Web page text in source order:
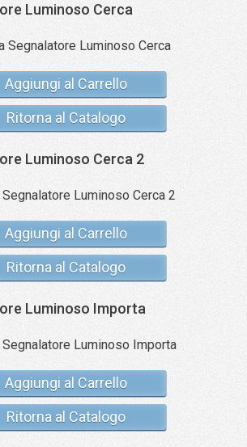
Luminoso Cerca
Aggiungi al Carrello
Ritorna al Catalogo
Luminoso Cerca 2
Aggiungi al Carrello
Ritorna al Catalogo
Luminoso Importa
Aggiungi al Carrello
Ritorna al Catalogo